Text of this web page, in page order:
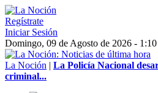
Regístrate
Iniciar Sesión
Domingo, 09 de Agosto de 2026 -
La Noción | La Policía Nacional
criminal...